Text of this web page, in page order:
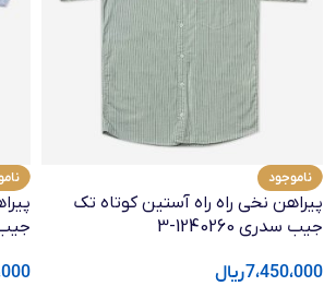
ناموجود
پیراهن نخی راه راه آستین کوتاه تک
جیب سدری 1240260-3
7،450،000ریال
جیب